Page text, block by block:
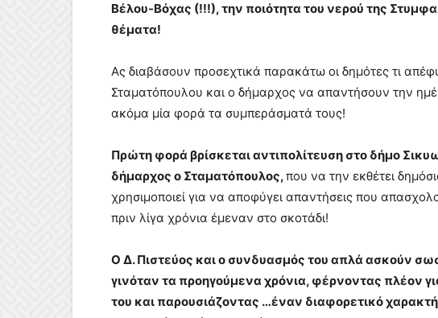
Βέλου-Βόχας (!!!), την ποιότητα του νερού της
θέματα!
Ας διαβάσουν προσεχτικά παρακάτω οι δημότες τι
Σταματόπουλου και ο δήμαρχος να απαντήσουν την
ακόμα μία φορά τα συμπεράσματά τους!
Πρώτη φορά βρίσκεται αντιπολίτευση στο δήμο
δήμαρχος ο Σταματόπουλος,που να την εκθέτει
χρησιμοποιεί για να αποφύγει απαντήσεις που
πριν λίγα χρόνια έμεναν στο σκοτάδι!
Ο Δ. Πιστεύος και ο συνδυασμός του απλά ασκούν
γινόταν τα προηγούμενα χρόνια, φέρνοντας πλέον
του και παρουσιάζοντας …έναν διαφορετικό